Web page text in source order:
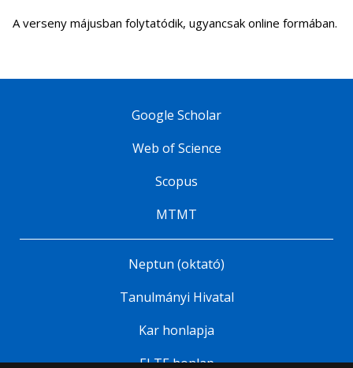
A verseny májusban folytatódik, ugyancsak online formában.
Google Scholar
Web of Science
Scopus
MTMT
Neptun (oktató)
Tanulmányi Hivatal
Kar honlapja
ELTE honlap